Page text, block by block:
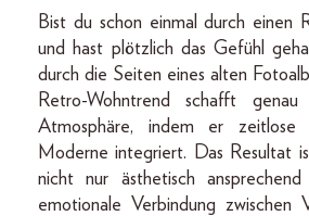
Bist du schon einmal durch einen
und hast plötzlich das Gefühl
durch die Seiten eines alten
Retro-Wohntrend schafft genau
Atmosphäre, indem er
Moderne integriert. Das Resultat
nicht nur ästhetisch
emotionale Verbindung zwischen